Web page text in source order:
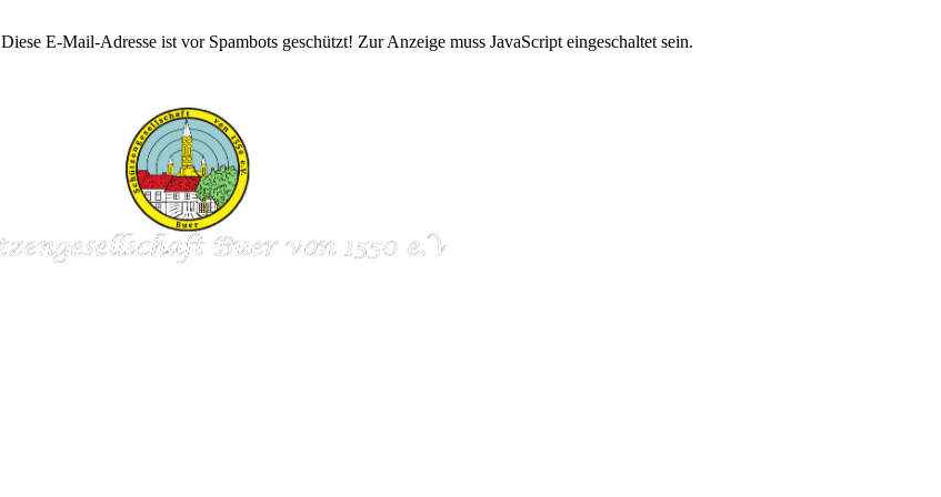
Diese E-Mail-Adresse ist vor Spambots geschützt! Zur Anzeige muss JavaScript eingeschaltet sein.